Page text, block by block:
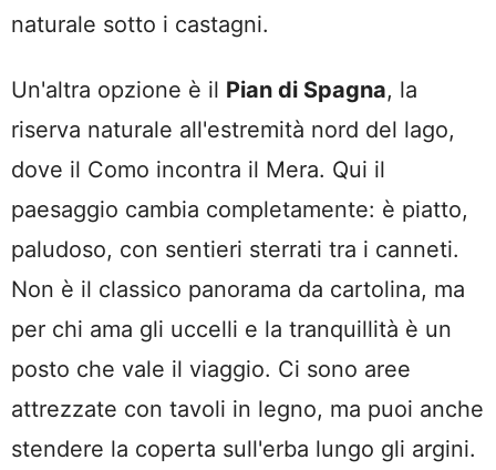
naturale sotto i castagni.
Un'altra opzione è il Pian di Spagna, la
riserva naturale all'estremità nord del lago,
dove il Como incontra il Mera. Qui il
paesaggio cambia completamente: è piatto,
paludoso, con sentieri sterrati tra i canneti.
Non è il classico panorama da cartolina, ma
per chi ama gli uccelli e la tranquillità è un
posto che vale il viaggio. Ci sono aree
attrezzate con tavoli in legno, ma puoi anche
stendere la coperta sull'erba lungo gli argini.